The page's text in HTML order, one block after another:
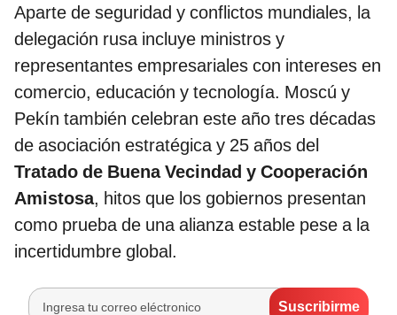
Aparte de seguridad y conflictos mundiales, la
delegación rusa incluye ministros y
representantes empresariales con intereses en
comercio, educación y tecnología. Moscú y
Pekín también celebran este año tres décadas
de asociación estratégica y 25 años del
Tratado de Buena Vecindad y Cooperación
Amistosa, hitos que los gobiernos presentan
como prueba de una alianza estable pese a la
incertidumbre global.